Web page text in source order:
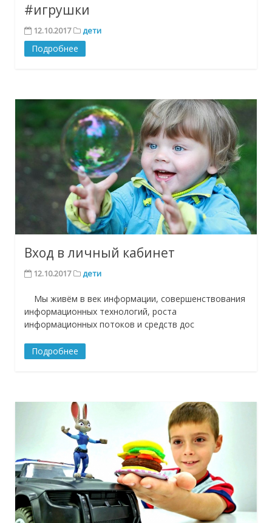
#игрушки
12.10.2017 дети
Подробнее
Вход в личный кабинет
12.10.2017 дети
Мы живём в век информации, совершенствования
информационных технологий, роста
информационных потоков и средств дос
Подробнее